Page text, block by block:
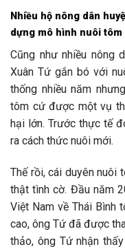
Nhiều hộ nông dân
dựng mô hình nuôi
Cũng như nhiều nông
Xuân Tứ gắn bó với
thống nhiều năm
tôm cứ được một vụ
hại lớn. Trước thực tế
ra cách thức nuôi mới.
Thế rồi, cái duyên nuôi
thật tình cờ. Đầu năm
Việt Nam về Thái Bình
cao, ông Tứ đã được
thảo, ông Tứ nhận